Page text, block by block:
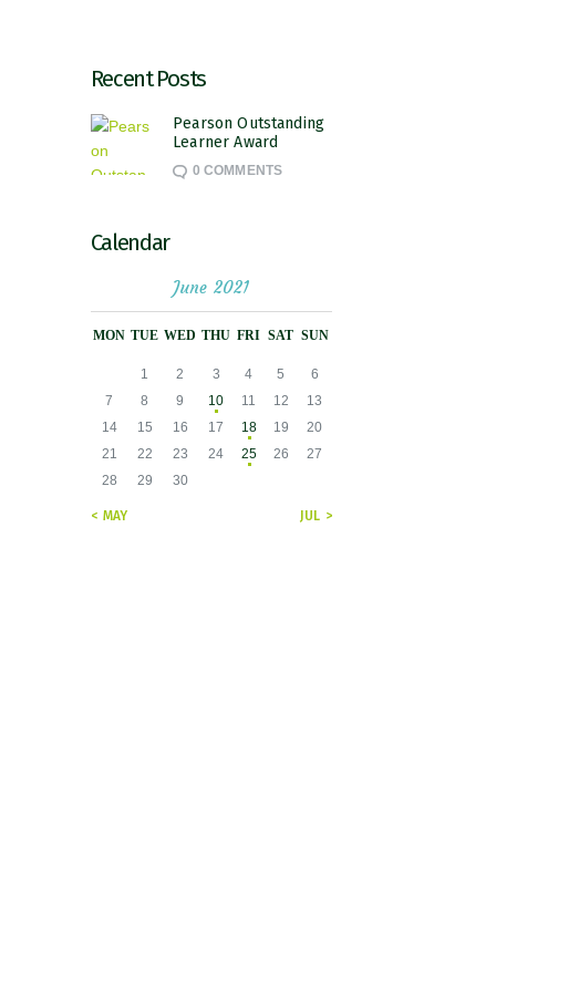
Recent Posts
Pearson Outstanding
Learner Award
0 COMMENTS
Calendar
June 2021
MON TUE WED THU FRI SAT SUN
1 2 3 4 5
6
7
8 9 10 11 12
13
14
15 16 17 18 19
20
21
22 23 24 25 26
27
28
29 30
« MAY JUL »